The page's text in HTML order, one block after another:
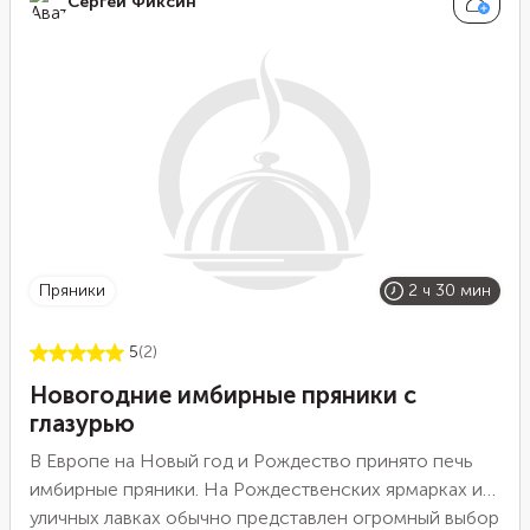
пряники 2 ч 30 мин
5(2)
Новогодние имбирные пряники с
глазурью
В Европе на Новый год и Рождество принято печь
имбирные пряники. На Рождественских ярмарках и
уличных лавках обычно представлен огромный выбор